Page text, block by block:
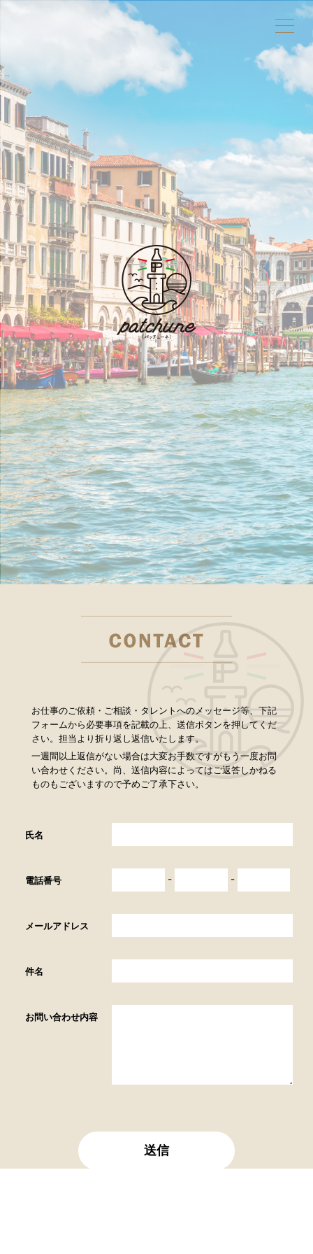
お仕事のご依頼・ご相談・タレントへのメッセージ等、下記
フォームから必要事項を記載の上、送信ボタンを押してくだ
さい。担当より折り返し返信いたします。
一週間以上返信がない場合は大変お手数ですがもう一度お問
い合わせください。尚、送信内容によってはご返答しかねる
ものもございますので予めご了承下さい。
氏名
電話番号 - -
メールアドレス
件名
お問い合わせ内容